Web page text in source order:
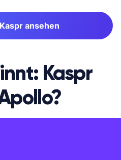
ansehen
Kaspr